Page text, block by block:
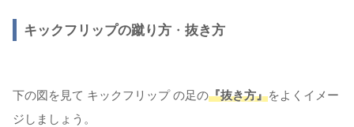
キックフリップの蹴り方・ 抜き方
下の図を見て キックフリップ の足の『抜き方』をよくイメー
ジしましょう。